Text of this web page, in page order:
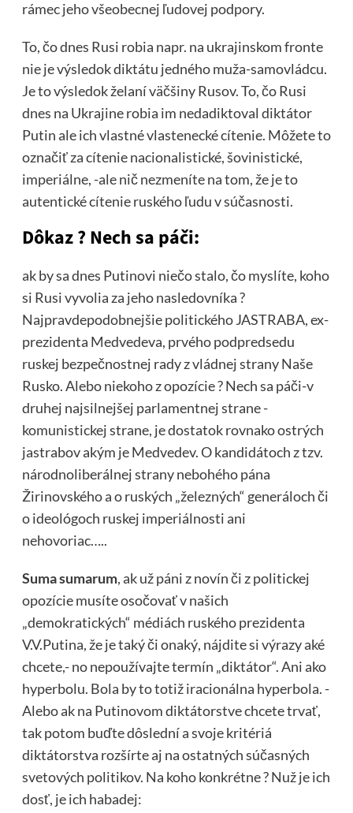
rámec jeho všeobecnej ľudovej podpory.
To, čo dnes Rusi robia napr. na ukrajinskom fronte
nie je výsledok diktátu jedného muža-samovládcu.
Je to výsledok želaní väčšiny Rusov. To, čo Rusi
dnes na Ukrajine robia im nedadiktoval diktátor
Putin ale ich vlastné vlastenecké cítenie. Môžete to
označiť za cítenie nacionalistické, šovinistické,
imperiálne, -ale nič nezmeníte na tom, že je to
autentické cítenie ruského ľudu v súčasnosti.
Dôkaz ? Nech sa páči:
ak by sa dnes Putinovi niečo stalo, čo myslíte, koho
si Rusi vyvolia za jeho nasledovníka ?
Najpravdepodobnejšie politického JASTRABA, ex-
prezidenta Medvedeva, prvého podpredsedu
ruskej bezpečnostnej rady z vládnej strany Naše
Rusko. Alebo niekoho z opozície ? Nech sa páči-v
druhej najsilnejšej parlamentnej strane -
komunistickej strane, je dostatok rovnako ostrých
jastrabov akým je Medvedev. O kandidátoch z tzv.
národnoliberálnej strany nebohého pána
Žirinovského a o ruských „železných“ generáloch či
o ideológoch ruskej imperiálnosti ani
nehovoriac…..
Suma sumarum, ak už páni z novín či z politickej
opozície musíte osočovať v našich
„demokratických“ médiách ruského prezidenta
V.V.Putina, že je taký či onaký, nájdite si výrazy aké
chcete,- no nepoužívajte termín „diktátor“. Ani ako
hyperbolu. Bola by to totiž iracionálna hyperbola. -
Alebo ak na Putinovom diktátorstve chcete trvať,
tak potom buďte dôslední a svoje kritériá
diktátorstva rozšírte aj na ostatných súčasných
svetových politikov. Na koho konkrétne ? Nuž je ich
dosť, je ich habadej: